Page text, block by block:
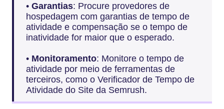
• Garantias: Procure provedores de
hospedagem com garantias de tempo de
atividade e compensação se o tempo de
inatividade for maior que o esperado.
• Monitoramento: Monitore o tempo de
atividade por meio de ferramentas de
terceiros, como o Verificador de Tempo de
Atividade do Site da Semrush.